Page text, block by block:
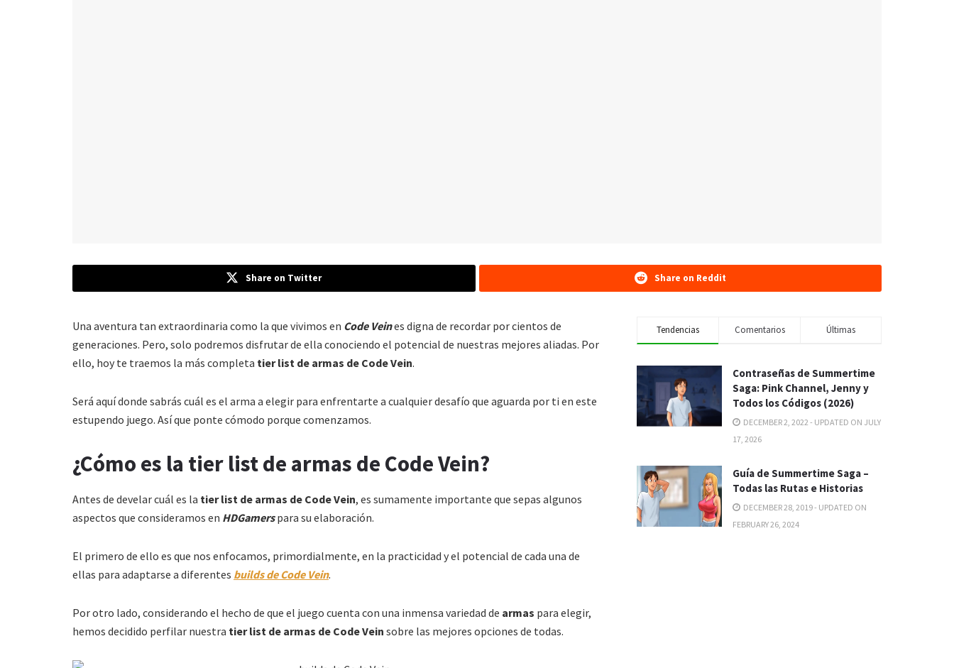
Share on Twitter Share on Reddit
Una aventura tan extraordinaria como la que vivimos en Code Veines digna de recordar por cientos de
generaciones. Pero, solo podremos disfrutar de ella conociendo el potencial de nuestras mejores aliadas. Por
ello, hoy te traemos la más completa tier list de armas de Code Vein.
Será aquí donde sabrás cuál es el arma a elegir para enfrentarte a cualquier desafío que aguarda por ti en este
estupendo juego. Así que ponte cómodo porque comenzamos.
¿Cómo es la tier list de armas de Code Vein?
Antes de develar cuál es la tier list de armas de Code Vein, es sumamente importante que sepas algunos
aspectos que consideramos en HDGamerspara su elaboración.
El primero de ello es que nos enfocamos, primordialmente, en la practicidad y el potencial de cada una de
ellas para adaptarse a diferentes builds de Code Vein.
Por otro lado, considerando el hecho de que el juego cuenta con una inmensa variedad de armas para elegir,
hemos decidido perfilar nuestra tier list de armas de Code Vein sobre las mejores opciones de todas.
Tendencias Comentarios Últimas
Contraseñas de Summertime
Saga: Pink Channel, Jenny y
Todos los Códigos (2026)
DECEMBER 2, 2022 - UPDATED ON JULY
17, 2026
Guía de Summertime Saga –
Todas las Rutas e Historias
DECEMBER 28, 2019 - UPDATED ON
FEBRUARY 26, 2024